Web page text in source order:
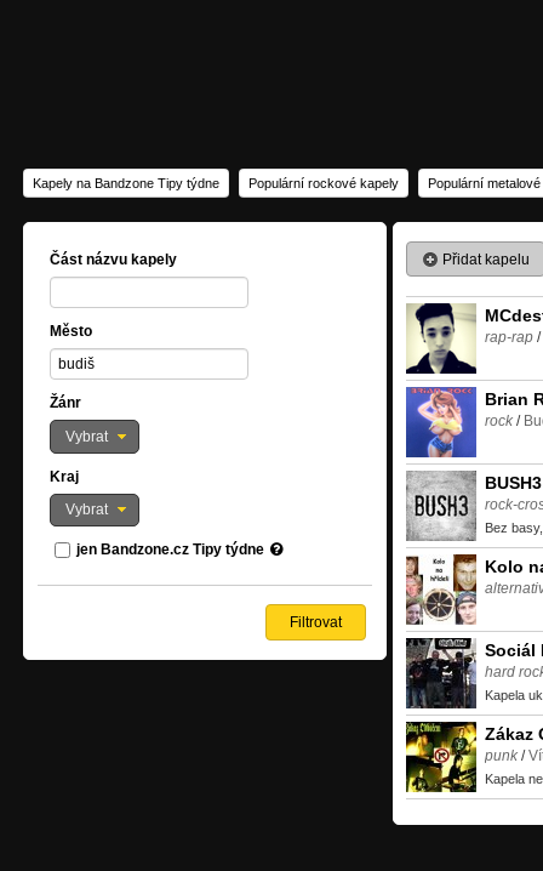
Kapely na Bandzone Tipy týdne Populární rockové kapely Populární
Část názvu kapely
Město
Žánr
Vybrat
Kraj
Vybrat
jen Bandzone.cz Tipy týdne
Přidat kapelu
rap-rap /
Brian
rock /
BUSH3
rock-
Bez
Kolo
Sociál
hard
Kapela
Zákaz
punk /
Kapela